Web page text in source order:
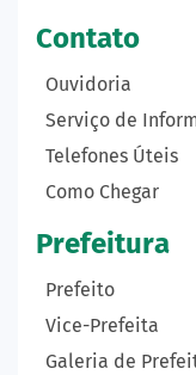
Contato
Ouvidoria
Serviço de
Telefones Úteis
Como Chegar
Prefeitura
Prefeito
Vice-Prefeita
Galeria de